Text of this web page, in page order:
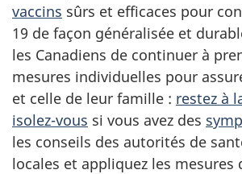
vaccins sûrs et efficaces pour
19 de façon généralisée et
les Canadiens de continuer à
mesures individuelles pour
et celle de leur famille : restez à
isolez-vous si vous avez des
les conseils des autorités de
locales et appliquez les mesures